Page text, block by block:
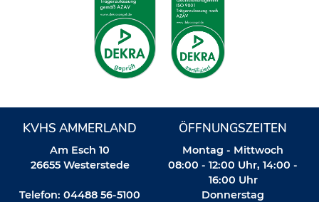
KVHS AMMERLAND
Am Esch 10
26655 Westerstede
Telefon: 04488 56-5100
ÖFFNUNGSZEITEN
Montag - Mittwoch
08:00 - 12:00 Uhr, 14:00 -
16:00 Uhr
Donnerstag